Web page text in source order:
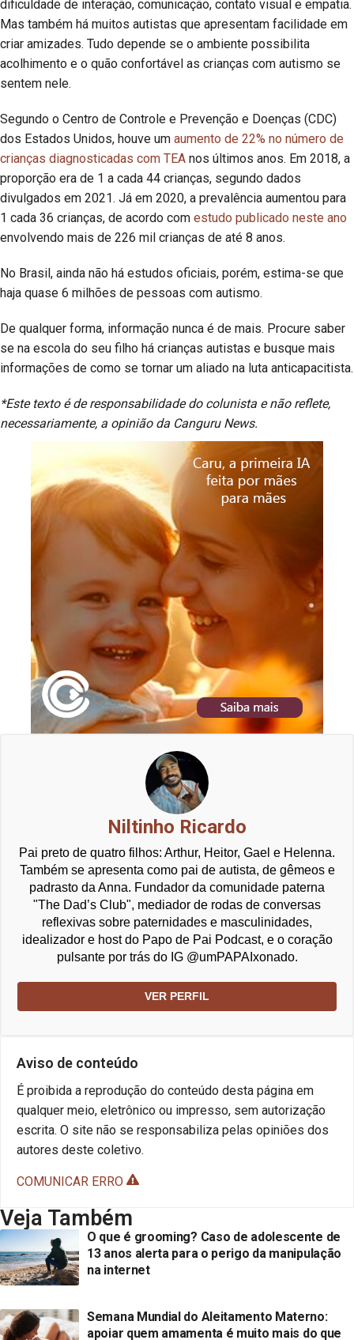
dificuldade de interação, comunicação, contato visual e empatia.
Mas também há muitos autistas que apresentam facilidade em
criar amizades. Tudo depende se o ambiente possibilita
acolhimento e o quão confortável as crianças com autismo se
sentem nele.
Segundo o Centro de Controle e Prevenção e Doenças (CDC)
dos Estados Unidos, houve um aumento de 22% no número de
crianças diagnosticadas com TEA nos últimos anos. Em 2018, a
proporção era de 1 a cada 44 crianças, segundo dados
divulgados em 2021. Já em 2020, a prevalência aumentou para
1 cada 36 crianças, de acordo com estudo publicado neste ano
envolvendo mais de 226 mil crianças de até 8 anos.
No Brasil, ainda não há estudos oficiais, porém, estima-se que
haja quase 6 milhões de pessoas com autismo.
De qualquer forma, informação nunca é de mais. Procure saber
se na escola do seu filho há crianças autistas e busque mais
informações de como se tornar um aliado na luta anticapacitista.
*Este texto é de responsabilidade do colunista e não reflete,
necessariamente, a opinião da Canguru News.
Niltinho Ricardo
Pai preto de quatro filhos: Arthur, Heitor, Gael e Helenna.
Também se apresenta como pai de autista, de gêmeos e
padrasto da Anna. Fundador da comunidade paterna
"The Dad’s Club", mediador de rodas de conversas
reflexivas sobre paternidades e masculinidades,
idealizador e host do Papo de Pai Podcast, e o coração
pulsante por trás do IG @umPAPAIxonado.
VER PERFIL
Aviso de conteúdo
É proibida a reprodução do conteúdo desta página em
qualquer meio, eletrônico ou impresso, sem autorização
escrita. O site não se responsabiliza pelas opiniões dos
autores deste coletivo.
COMUNICAR ERRO
Veja Também
O que é grooming? Caso de adolescente de
13 anos alerta para o perigo da manipulação
na internet
Semana Mundial do Aleitamento Materno:
apoiar quem amamenta é muito mais do que